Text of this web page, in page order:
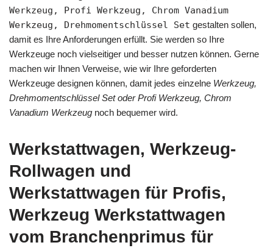
Werkzeug, Profi Werkzeug, Chrom Vanadium
Werkzeug, Drehmomentschlüssel Set gestalten sollen,
damit es Ihre Anforderungen erfüllt. Sie werden so Ihre
Werkzeuge noch vielseitiger und besser nutzen können. Gerne
machen wir Ihnen Verweise, wie wir Ihre geforderten
Werkzeuge designen können, damit jedes einzelne Werkzeug,
Drehmomentschlüssel Set oder Profi Werkzeug, Chrom
Vanadium Werkzeug noch bequemer wird.
Werkstattwagen, Werkzeug-
Rollwagen und
Werkstattwagen für Profis,
Werkzeug Werkstattwagen
vom Branchenprimus für